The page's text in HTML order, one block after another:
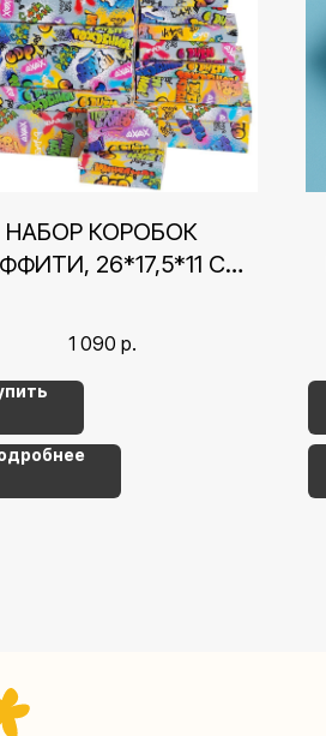
НАБОР КОРОБОК
26*17,5*11 СМ
1 090 р.